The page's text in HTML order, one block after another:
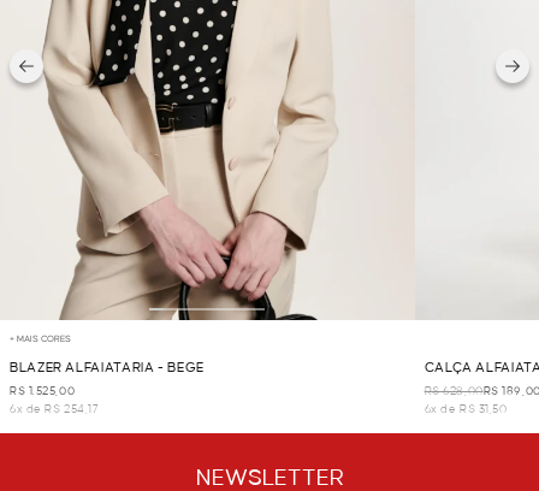
+ MAIS CORES
BLAZER ALFAIATARIA - BEGE
R$ 1.525,00
6x de R$ 254,17
CALÇA
R$ 628,00R$
6x de R$ 31,50
NEWSLETTER